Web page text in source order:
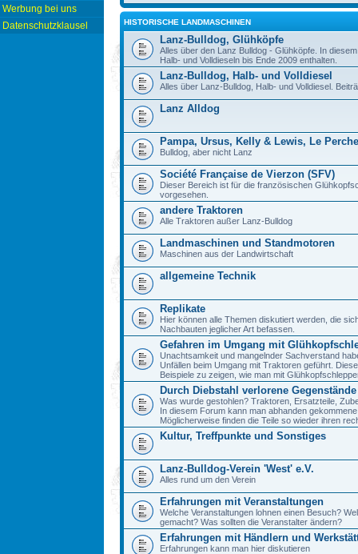
Werbung bei uns
Datenschutzklausel
HISTORISCHE LANDMASCHINEN
Lanz-Bulldog, Glühköpfe
Alles über den Lanz Bulldog - Glühköpfe. In
Halb- und Volldieseln bis Ende 2009 enthalten.
Lanz-Bulldog, Halb- und Volldiesel
Alles über Lanz-Bulldog, Halb- und Volldiesel.
Lanz Alldog
Pampa, Ursus, Kelly & Lewis, Le
Bulldog, aber nicht Lanz
Société Française de Vierzon (SFV)
Dieser Bereich ist für die französischen
vorgesehen.
andere Traktoren
Alle Traktoren außer Lanz-Bulldog
Landmaschinen und Standmotoren
Maschinen aus der Landwirtschaft
allgemeine Technik
Replikate
Hier können alle Themen diskutiert werden, die
Nachbauten jeglicher Art befassen.
Gefahren im Umgang mit
Unachtsamkeit und mangelnder Sachverstand
Unfällen beim Umgang mit Traktoren geführt.
Beispiele zu zeigen, wie man mit
Durch Diebstahl verlorene Gegenstände
Was wurde gestohlen? Traktoren, Ersatzteile,
In diesem Forum kann man abhanden
Möglicherweise finden die Teile so wieder ihren
Kultur, Treffpunkte und Sonstiges
Lanz-Bulldog-Verein 'West' e.V.
Alles rund um den Verein
Erfahrungen mit Veranstaltungen
Welche Veranstaltungen lohnen einen Besuch?
gemacht? Was sollten die Veranstalter ändern?
Erfahrungen mit Händlern und
Erfahrungen kann man hier diskutieren